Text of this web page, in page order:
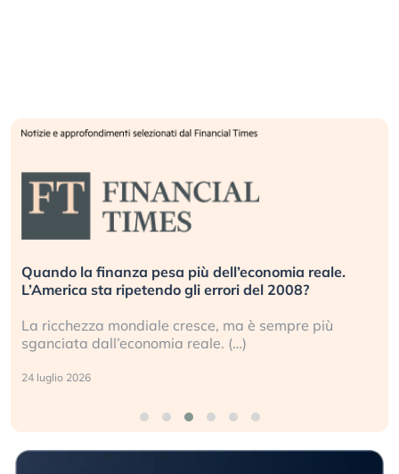
Quando la finanza pesa più dell’economia reale.
L’America sta ripetendo gli errori del 2008?
La ricchezza mondiale cresce, ma è sempre più
sganciata dall’economia reale. (…)
24 luglio 2026